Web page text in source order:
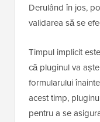
Derulând în jos,
validarea să se
Timpul implicit
că pluginul va
formularului
acest timp,
pentru a se